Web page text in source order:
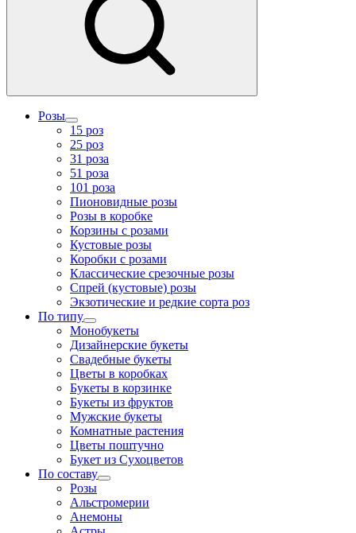
Розы
15 роз
25 роз
31 роза
51 роза
101 роза
Пионовидные розы
Розы в коробке
Корзины с розами
Кустовые розы
Коробки с розами
Классические срезочные розы
Спрей (кустовые) розы
Экзотические и редкие сорта роз
По типу
Монобукеты
Дизайнерские букеты
Свадебные букеты
Цветы в коробках
Букеты в корзинке
Букеты из фруктов
Мужские букеты
Комнатные растения
Цветы поштучно
Букет из Сухоцветов
По составу
Розы
Альстромерии
Анемоны